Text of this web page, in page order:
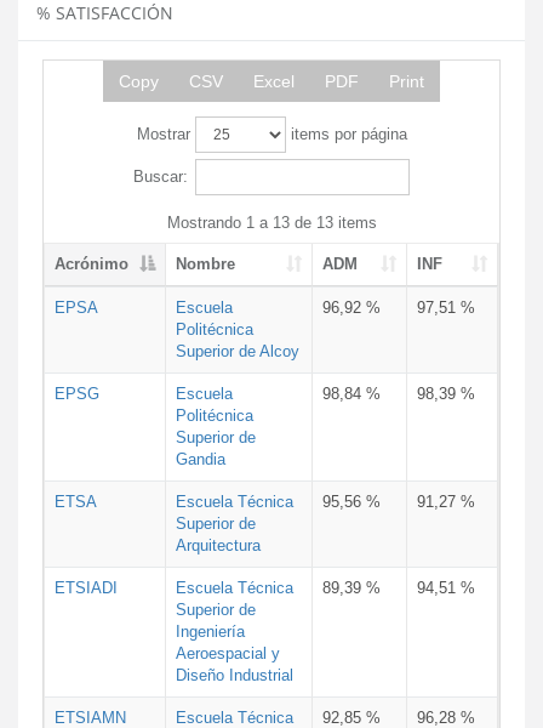
% SATISFACCIÓN
Copy CSV Excel PDF Print
Mostrar items por página
Buscar:
Mostrando 1 a 13 de 13 items
Acrónimo Nombre ADM INF
EPSA
Escuela
Politécnica
Superior de Alcoy
96,92 % 97,51 %
EPSG
Escuela
Politécnica
Superior de
Gandia
98,84 % 98,39 %
ETSA
Escuela Técnica
Superior de
Arquitectura
95,56 % 91,27 %
ETSIADI
Escuela Técnica
Superior de
Ingeniería
Aeroespacial y
Diseño Industrial
89,39 % 94,51 %
ETSIAMN
Escuela Técnica
92,85 % 96,28 %